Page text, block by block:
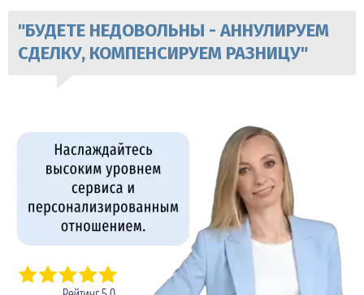
"БУДЕТЕ НЕДОВОЛЬНЫ - АННУЛИРУЕМ
СДЕЛКУ, КОМПЕНСИРУЕМ РАЗНИЦУ"